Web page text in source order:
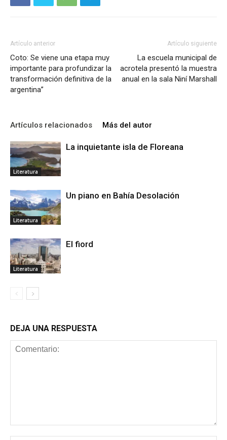
Artículo anterior
Coto: Se viene una etapa muy
importante para profundizar la
transformación definitiva de la
argentina”
Artículo siguiente
La escuela municipal de
acrotela presentó la muestra
anual en la sala Niní Marshall
Artículos relacionados Más del autor
Literatura
La inquietante isla de Floreana
Literatura
Un piano en Bahía Desolación
Literatura
El fiord
DEJA UNA RESPUESTA